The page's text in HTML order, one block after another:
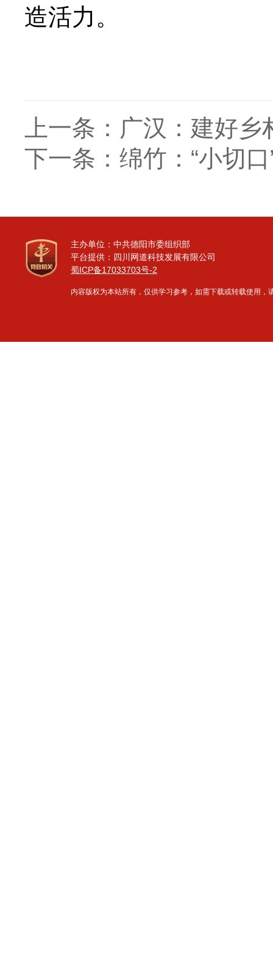
造活力。
上一条： 广汉：建好乡
下一条： 绵竹：“小切
主办单位：中共德阳市委组织部
平台提供：四川网道科技发展有限公司
蜀ICP备17033703号-2
内容版权为本站所有，仅供学习参考，如需下载或转载使用，